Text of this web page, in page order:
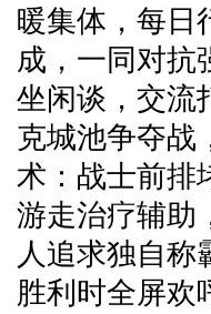
暖集体，每日
成，一同对抗
坐闲谈，交流
克城池争夺战
术：战士前排
游走治疗辅助
人追求独自称
胜利时全屏欢